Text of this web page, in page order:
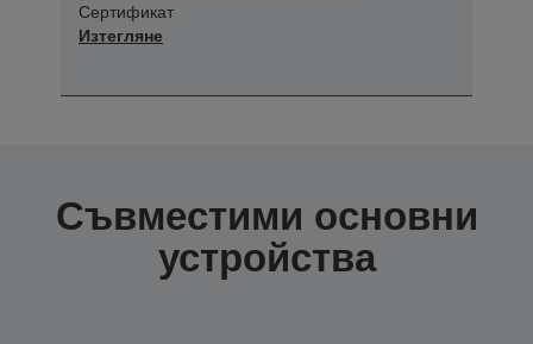
Сертификат
Изтегляне
Съвместими основни
устройства